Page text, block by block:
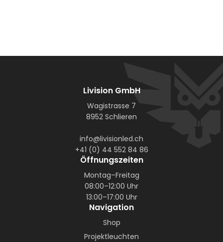
Livision GmbH
Wagistrasse 7
8952 Schlieren
info@livisionled.ch
+41 (0) 44 552 84 86
Öffnungszeiten
Montag–Freitag
08:00–12:00 Uhr
13:00–17:00 Uhr
Navigation
Shop
Projektleuchten